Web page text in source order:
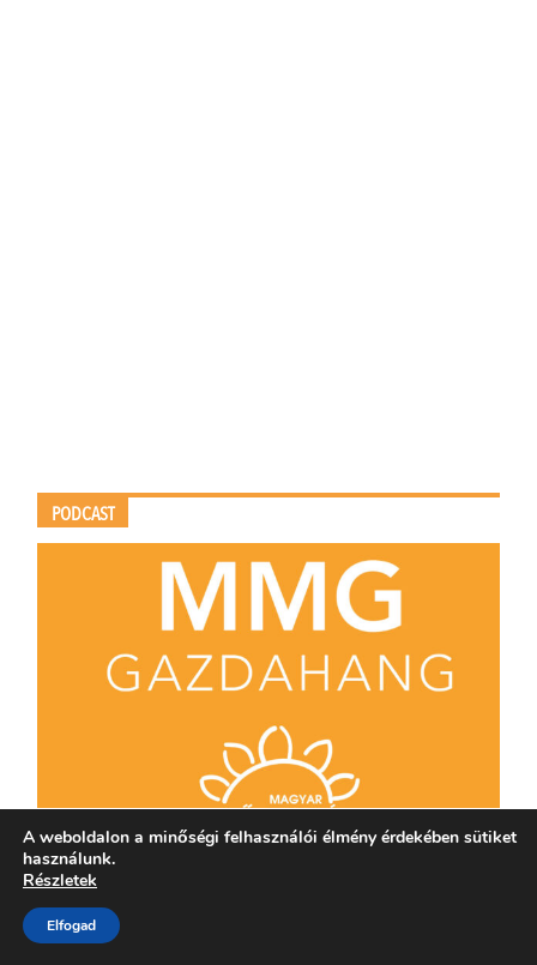
PODCAST
A weboldalon a minőségi felhasználói élmény érdekében sütiket
használunk.
Részletek
Elfogad